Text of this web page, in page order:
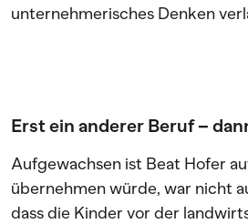
unternehmerisches Denken
Erst ein anderer Beruf –
Aufgewachsen ist Beat Hofer
übernehmen würde, war nicht
dass die Kinder vor der